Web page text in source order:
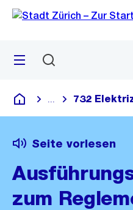
Navigation
Sprunglink
Menü
Deutsch
Blende alle
732
Seite vorlesen
zum